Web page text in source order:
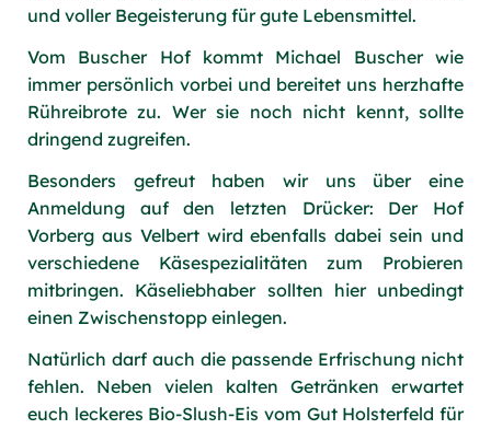
und voller Begeisterung für gute Lebensmittel.
Vom Buscher Hof kommt Michael Buscher wie
immer persönlich vorbei und bereitet uns herzhafte
Rühreibrote zu. Wer sie noch nicht kennt, sollte
dringend zugreifen.
Besonders gefreut haben wir uns über eine
Anmeldung auf den letzten Drücker: Der Hof
Vorberg aus Velbert wird ebenfalls dabei sein und
verschiedene Käsespezialitäten zum Probieren
mitbringen. Käseliebhaber sollten hier unbedingt
einen Zwischenstopp einlegen.
Natürlich darf auch die passende Erfrischung nicht
fehlen. Neben vielen kalten Getränken erwartet
euch leckeres Bio-Slush-Eis vom Gut Holsterfeld für